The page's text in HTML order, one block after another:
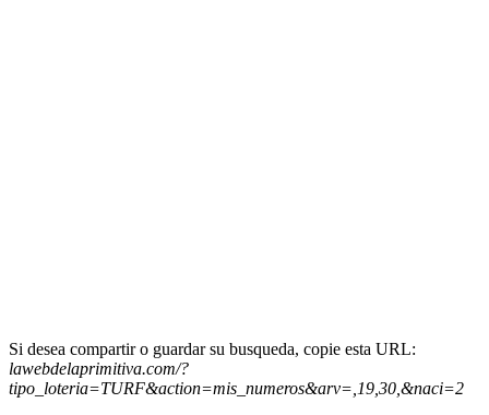
Si desea compartir o guardar su busqueda, copie esta URL:
lawebdelaprimitiva.com/?
tipo_loteria=TURF&action=mis_numeros&arv=,19,30,&naci=2